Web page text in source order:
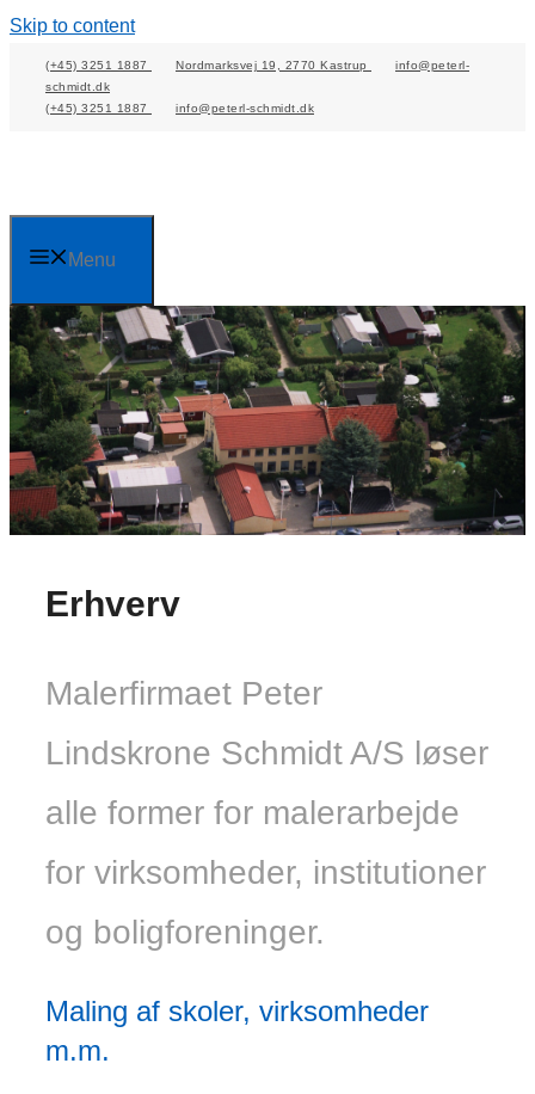
Skip to content
(+45) 3251 1887 Nordmarksvej 19, 2770 Kastrup
info@peterl-
schmidt.dk
(+45) 3251 1887
info@peterl-schmidt.dk
Menu
Erhverv
Malerfirmaet Peter
Lindskrone Schmidt A/S løser
alle former for malerarbejde
for virksomheder, institutioner
og boligforeninger.
​Maling af skoler, virksomheder
m.m.